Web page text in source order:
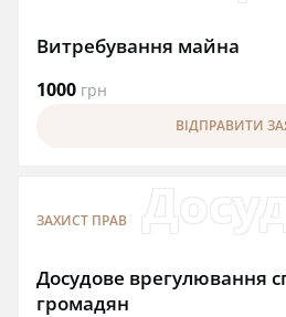
Витребування майна
1000 грн
ВІДПРАВИТИ
ЗАХИСТ ПРАВ
Досудове врегулювання
громадян